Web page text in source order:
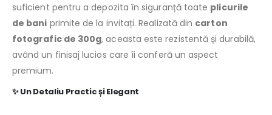
suficient pentru a depozita în siguranță toate plicurile
de bani primite de la invitați. Realizată din carton
fotografic de 300g, aceasta este rezistentă și durabilă,
având un finisaj lucios care îi conferă un aspect
premium.
✨Un Detaliu Practic și Elegant